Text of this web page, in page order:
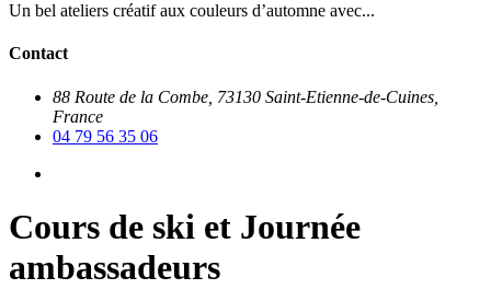
Un bel ateliers créatif aux couleurs d’automne avec...
Contact
88 Route de la Combe, 73130 Saint-Etienne-de-Cuines,
France
04 79 56 35 06
Cours de ski et Journée
ambassadeurs